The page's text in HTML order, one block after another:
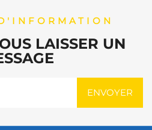
LAISSER UN